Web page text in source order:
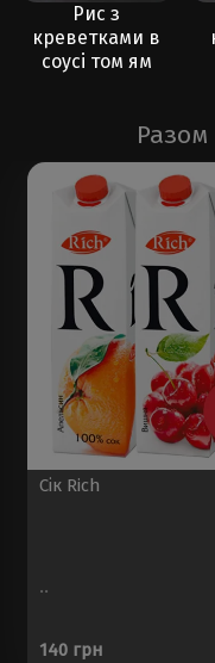
Фунчоза з
креветками
Сік Rich
..
140 грн